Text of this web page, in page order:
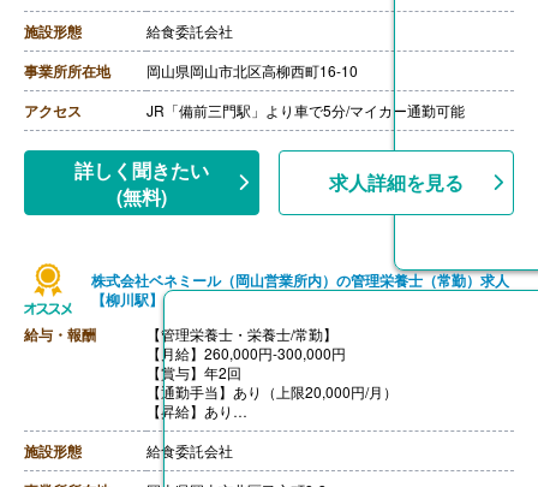
・深夜勤務手当（22:00-翌05:00）
【通勤手当】あり（上限なし）※片道2km以上
施設形態 給食委託会社
事業所所在地 岡山県岡山市北区高柳西町16-10
アクセス JR「備前三門駅」より車で5分/マイカー通勤可能
詳しく聞きたい
(無料)
求人詳細を見る
株式会社ベネミール（岡山営業所内）の管理栄養士（常勤）求人
【柳川駅】
給与・報酬
【管理栄養士・栄養士/常勤】
【月給】260,000円-300,000円
【賞与】年2回
【通勤手当】あり（上限20,000円/月）
【昇給】あり
++++++++++++++++++++
【管理栄養士・栄養士・調理師/常勤】※マネージャー
【月給】300,000円‐350,000円
施設形態 給食委託会社